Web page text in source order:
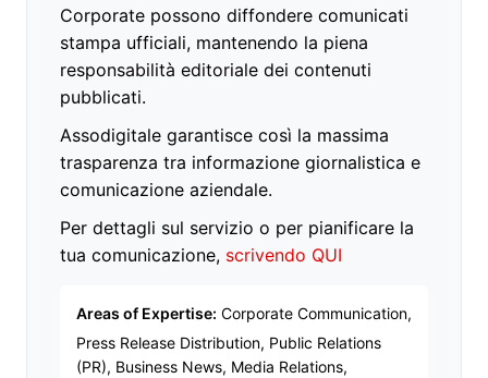
Corporate possono diffondere comunicati
stampa ufficiali, mantenendo la piena
responsabilità editoriale dei contenuti
pubblicati.
Assodigitale garantisce così la massima
trasparenza tra informazione giornalistica e
comunicazione aziendale.
Per dettagli sul servizio o per pianificare la
tua comunicazione, scrivendo QUI
Areas of Expertise: Corporate Communication,
Press Release Distribution, Public Relations
(PR), Business News, Media Relations,